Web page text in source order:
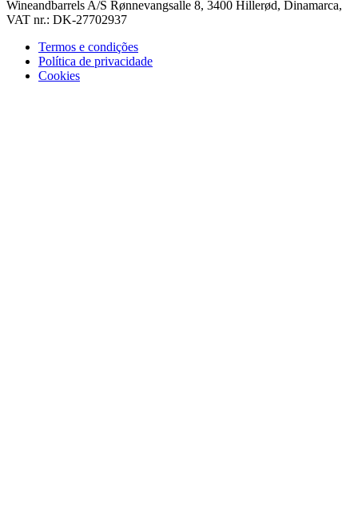
Wineandbarrels A/S Rønnevangsalle 8, 3400 Hillerød, Dinamarca,
VAT nr.: DK-27702937
Termos e condições
Política de privacidade
Cookies